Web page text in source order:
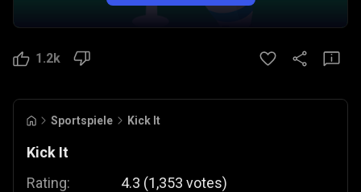
1.2k
Sportspiele Kick It
Kick It
Rating:
4.3 (1,353 votes)